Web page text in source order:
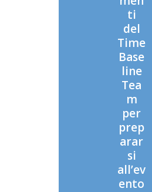
ti
del
Time
Base
line
Tea
m
per
prep
arar
si
all’ev
ento